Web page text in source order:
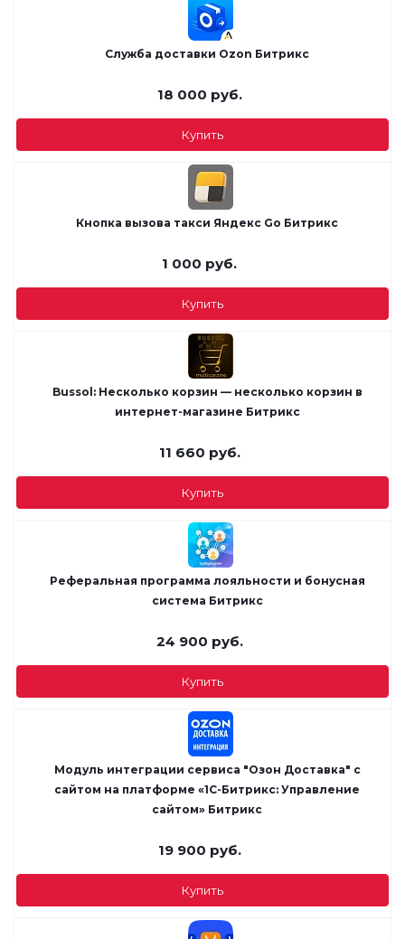
Служба доставки Ozon Битрикс
18 000 руб.
Купить
Кнопка вызова такси Яндекс Go Битрикс
1 000 руб.
Купить
Bussol: Несколько корзин — несколько корзин в
интернет-магазине Битрикс
11 660 руб.
Купить
Реферальная программа лояльности и бонусная
система Битрикс
24 900 руб.
Купить
Модуль интеграции сервиса "Озон Доставка" с
сайтом на платформе «1С-Битрикс: Управление
сайтом» Битрикс
19 900 руб.
Купить